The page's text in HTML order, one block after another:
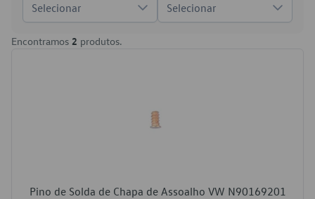
Selecionar Selecionar
Encontramos 2 produtos.
Pino de Solda de Chapa de Assoalho VW N90169201